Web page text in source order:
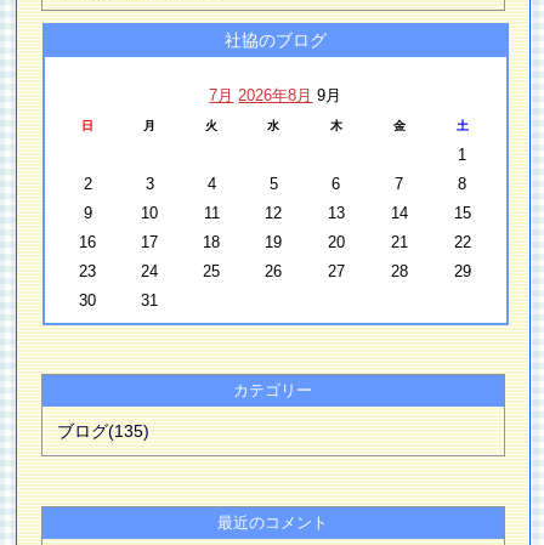
社協のブログ
7月 2026年8月 9月
日 月 火 水 木 金 土
1
2
3 4 5 6 7
8
9
10 11 12 13 14
15
16
17 18 19 20 21
22
23
24 25 26 27 28
29
30
31
カテゴリー
ブログ(135)
最近のコメント